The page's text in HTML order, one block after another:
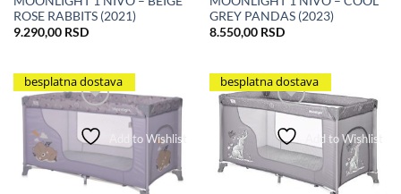
ROSE RABBITS (2021)
9.290,00 RSD
GREY PANDAS (2023)
8.550,00 RSD
besplatna dostava
Add to Wishlist
besplatna dostava
Add to Wishlist